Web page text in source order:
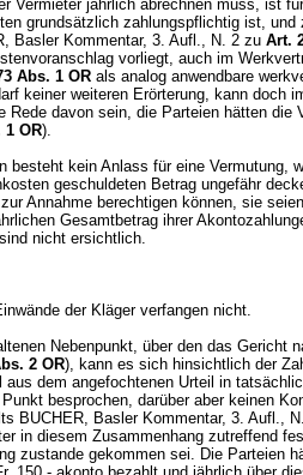
Vermieter jährlich abrechnen muss, ist
grundsätzlich zahlungspflichtig ist, und
Basler Kommentar, 3. Aufl., N. 2 zu Art.
vorliegt, auch im
Abs. 1 OR als analog anwendbare
keiner weiteren Erörterung, kann doch
Rede davon sein, die Parteien hätten die
1 OR).
besteht kein Anlass für eine Vermutung,
geschuldeten Betrag ungefähr
Annahme berechtigen können, sie
Gesamtbetrag ihrer
nicht ersichtlich.
der Kläger verfangen nicht.
Nebenpunkt, über den das Gericht
2 OR), kann es sich hinsichtlich der
aus dem angefochtenen Urteil in
besprochen, darüber aber keinen
BUCHER, Basler Kommentar, 3. Aufl.,
in diesem Zusammenhang zutreffend
zustande gekommen sei. Die Parteien